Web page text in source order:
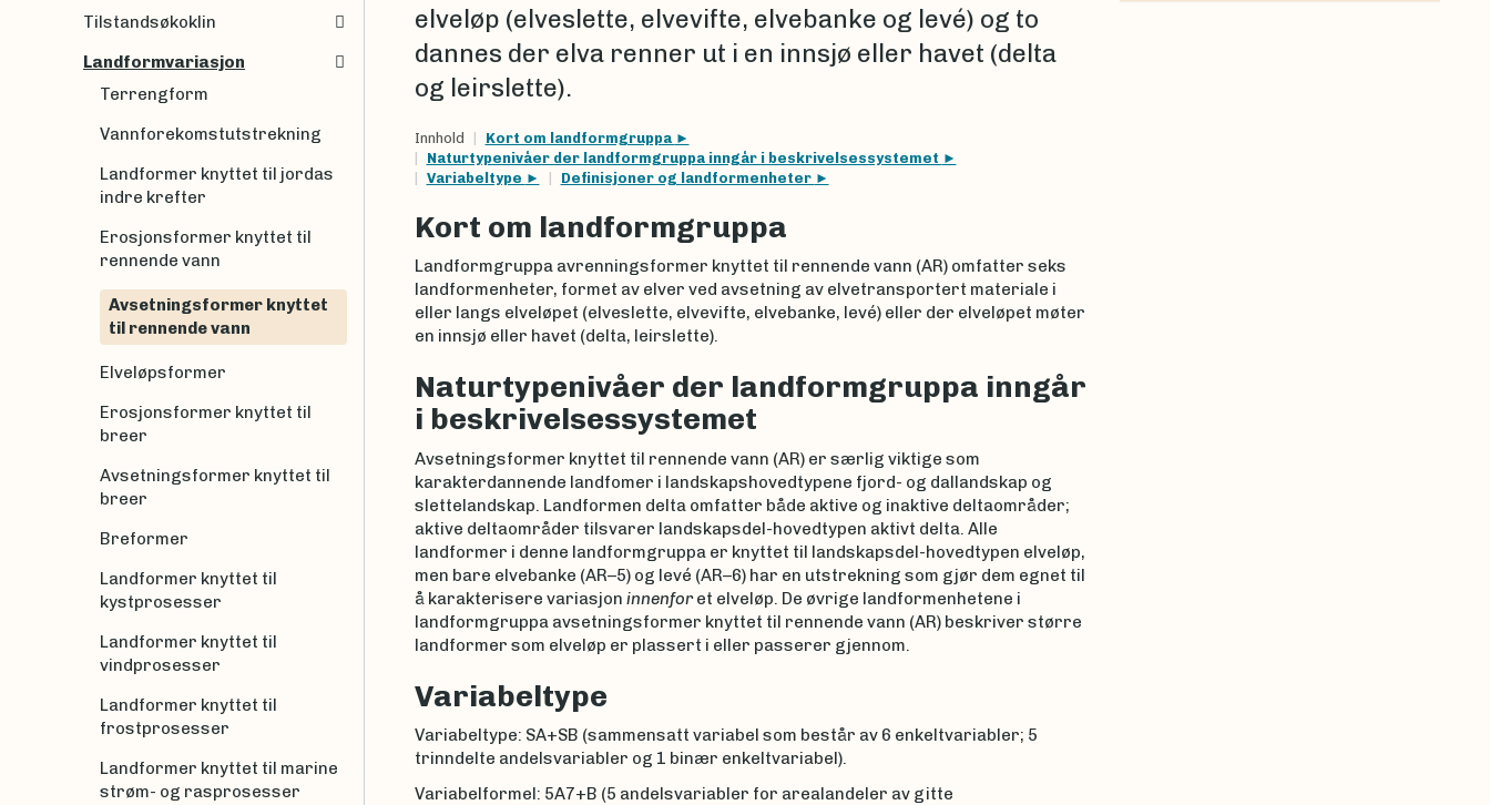
elveløp (elveslette, elvevifte, elvebanke og levé) og to
dannes der elva renner ut i en innsjø eller havet (delta
og leirslette).
Innhold
Kort om landformgruppa
Naturtypenivåer der landformgruppa inngår i beskrivelsessystemet
Variabeltype
Definisjoner og landformenheter
Kort om landformgruppa
Landformgruppa avrenningsformer knyttet til rennende vann (AR) omfatter seks
landformenheter, formet av elver ved avsetning av elvetransportert materiale i
eller langs elveløpet (elveslette, elvevifte, elvebanke, levé) eller der elveløpet møter
en innsjø eller havet (delta, leirslette).
Naturtypenivåer der landformgruppa inngår
i beskrivelsessystemet
Avsetningsformer knyttet til rennende vann (AR) er særlig viktige som
karakterdannende landfomer i landskapshovedtypene fjord- og dallandskap og
slettelandskap. Landformen delta omfatter både aktive og inaktive deltaområder;
aktive deltaområder tilsvarer landskapsdel-hovedtypen aktivt delta. Alle
landformer i denne landformgruppa er knyttet til landskapsdel-hovedtypen elveløp,
men bare elvebanke (AR–5) og levé (AR–6) har en utstrekning som gjør dem egnet til
å karakterisere variasjon innenforet elveløp. De øvrige landformenhetene i
landformgruppa avsetningsformer knyttet til rennende vann (AR) beskriver større
landformer som elveløp er plassert i eller passerer gjennom.
Variabeltype
Variabeltype: SA+SB (sammensatt variabel som består av 6 enkeltvariabler; 5
trinndelte andelsvariabler og 1 binær enkeltvariabel).
Variabelformel: 5A7+B (5 andelsvariabler for arealandeler av gitte
Tilstandsøkoklin
Landformvariasjon
Terrengform
Vannforekomstutstrekning
Landformer knyttet til jordas
indre krefter
Erosjonsformer knyttet til
rennende vann
Avsetningsformer knyttet
til rennende vann
Elveløpsformer
Erosjonsformer knyttet til
breer
Avsetningsformer knyttet til
breer
Breformer
Landformer knyttet til
kystprosesser
Landformer knyttet til
vindprosesser
Landformer knyttet til
frostprosesser
Landformer knyttet til marine
strøm- og rasprosesser